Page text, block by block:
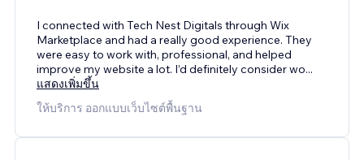
I connected with Tech Nest Digitals through Wix
Marketplace and had a really good experience. They
were easy to work with, professional, and helped
improve my website a lot. I’d definitely consider wo...
แสดงเพิ่มขึ้น
ให้บริการ ออกแบบเว็บไซต์พื้นฐาน